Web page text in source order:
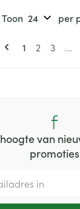
U lees
1 Pagina
2 Pagina
3 ...
Toon per
van
promoties